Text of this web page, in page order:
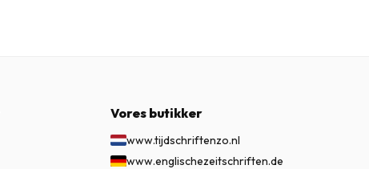
Vores butikker
www.tijdschriftenzo.nl
www.englischezeitschriften.de